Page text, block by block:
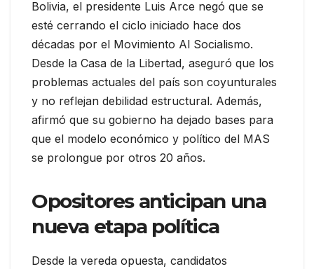
Bolivia, el presidente Luis Arce negó que se
esté cerrando el ciclo iniciado hace dos
décadas por el Movimiento Al Socialismo.
Desde la Casa de la Libertad, aseguró que los
problemas actuales del país son coyunturales
y no reflejan debilidad estructural. Además,
afirmó que su gobierno ha dejado bases para
que el modelo económico y político del MAS
se prolongue por otros 20 años.
Opositores anticipan una
nueva etapa política
Desde la vereda opuesta, candidatos